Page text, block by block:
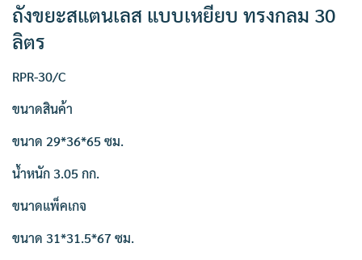
ถังขยะสแตนเลส แบบเหยียบ ทรงกลม 30
ลิตร
RPR-30/C
ขนาดสินค้า
ขนาด 29*36*65 ซม.
น้ำหนัก 3.05 กก.
ขนาดแพ็คเกจ
ขนาด 31*31.5*67 ซม.